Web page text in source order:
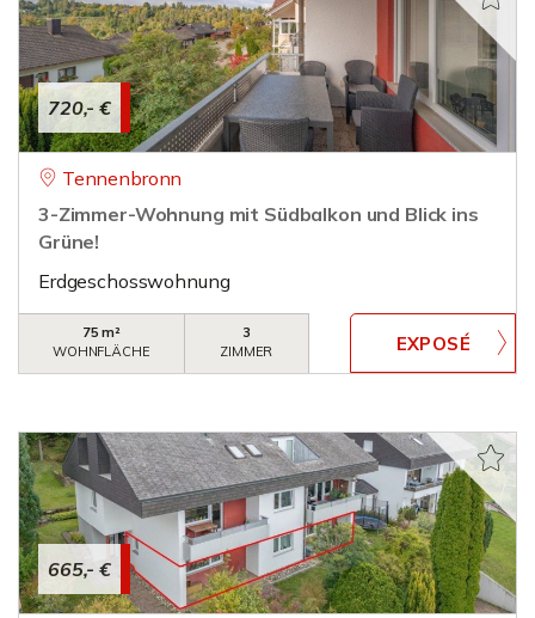
720,- €
Tennenbronn
3-Zimmer-Wohnung mit Südbalkon und Blick ins
Grüne!
Erdgeschosswohnung
75 m²
WOHNFLÄCHE
3
ZIMMER
665,- €